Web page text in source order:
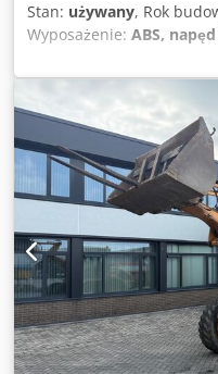
Stan: używany, Rok
Wyposażenie: ABS,
ładowarka mobilna CASE
hydrauliczna) Numer
Case Moc silnika: 105
7940 h Dopuszczalna
transportowa: 8,19 m
transportowa: 1,91 m
Kolor: żółty - Sterowanie
Kamera Z
zakresie finansowania/
naszymi partnerami.
gwarancji. Zastrzegamy